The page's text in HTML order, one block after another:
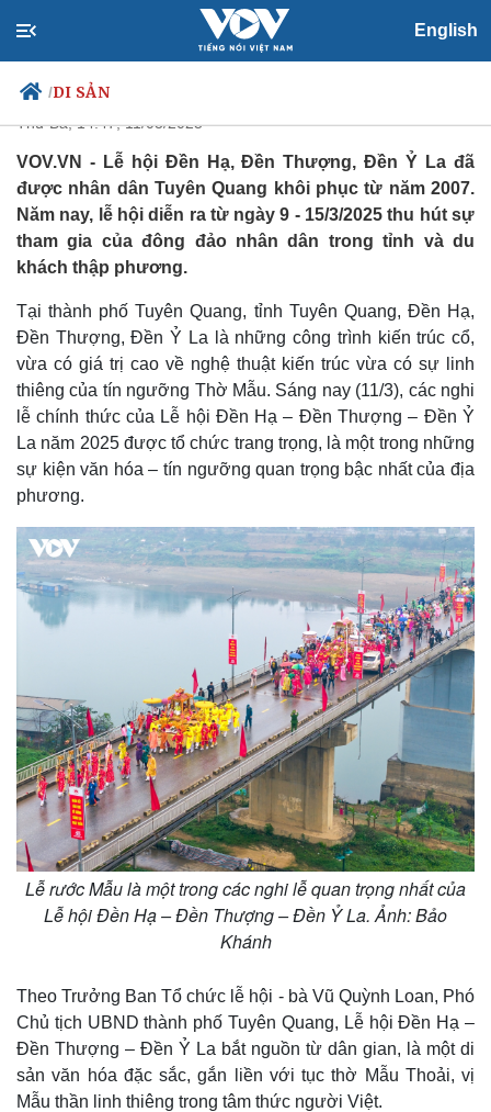
English
/DI SẢN
Chính trị
Đảng
Tổ chức nhân sự
Nhận diện sự thật
Xã hội
Tin 24h
Dấu ấn VOV
Việc làm
Biển đảo
Thế giới
Multimedia
Độc đáo lễ hội rước Mẫu qua 3
ngôi đền thiêng ở Tuyên Quang
Thứ Ba, 14:47, 11/03/2025
VOV.VN - Lễ hội Đền Hạ, Đền Thượng, Đền Ỷ La đã
được nhân dân Tuyên Quang khôi phục từ năm 2007.
Năm nay, lễ hội diễn ra từ ngày 9 - 15/3/2025 thu hút sự
tham gia của đông đảo nhân dân trong tỉnh và du
khách thập phương.
Tại thành phố Tuyên Quang, tỉnh Tuyên Quang, Đền Hạ,
Đền Thượng, Đền Ỷ La là những công trình kiến trúc cổ,
vừa có giá trị cao về nghệ thuật kiến trúc vừa có sự linh
thiêng của tín ngưỡng Thờ Mẫu. Sáng nay (11/3), các nghi
lễ chính thức của Lễ hội Đền Hạ – Đền Thượng – Đền Ỷ
La năm 2025 được tổ chức trang trọng, là một trong những
sự kiện văn hóa – tín ngưỡng quan trọng bậc nhất của địa
phương.
Lễ rước Mẫu là một trong các nghi lễ quan trọng nhất của
Lễ hội Đền Hạ – Đền Thượng – Đền Ỷ La. Ảnh: Bảo
Khánh
Theo Trưởng Ban Tổ chức lễ hội - bà Vũ Quỳnh Loan, Phó
Chủ tịch UBND thành phố Tuyên Quang, Lễ hội Đền Hạ –
Đền Thượng – Đền Ỷ La bắt nguồn từ dân gian, là một di
sản văn hóa đặc sắc, gắn liền với tục thờ Mẫu Thoải, vị
Mẫu thần linh thiêng trong tâm thức người Việt.